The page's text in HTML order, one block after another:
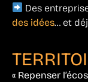
Des
des idées… et
« Repenser